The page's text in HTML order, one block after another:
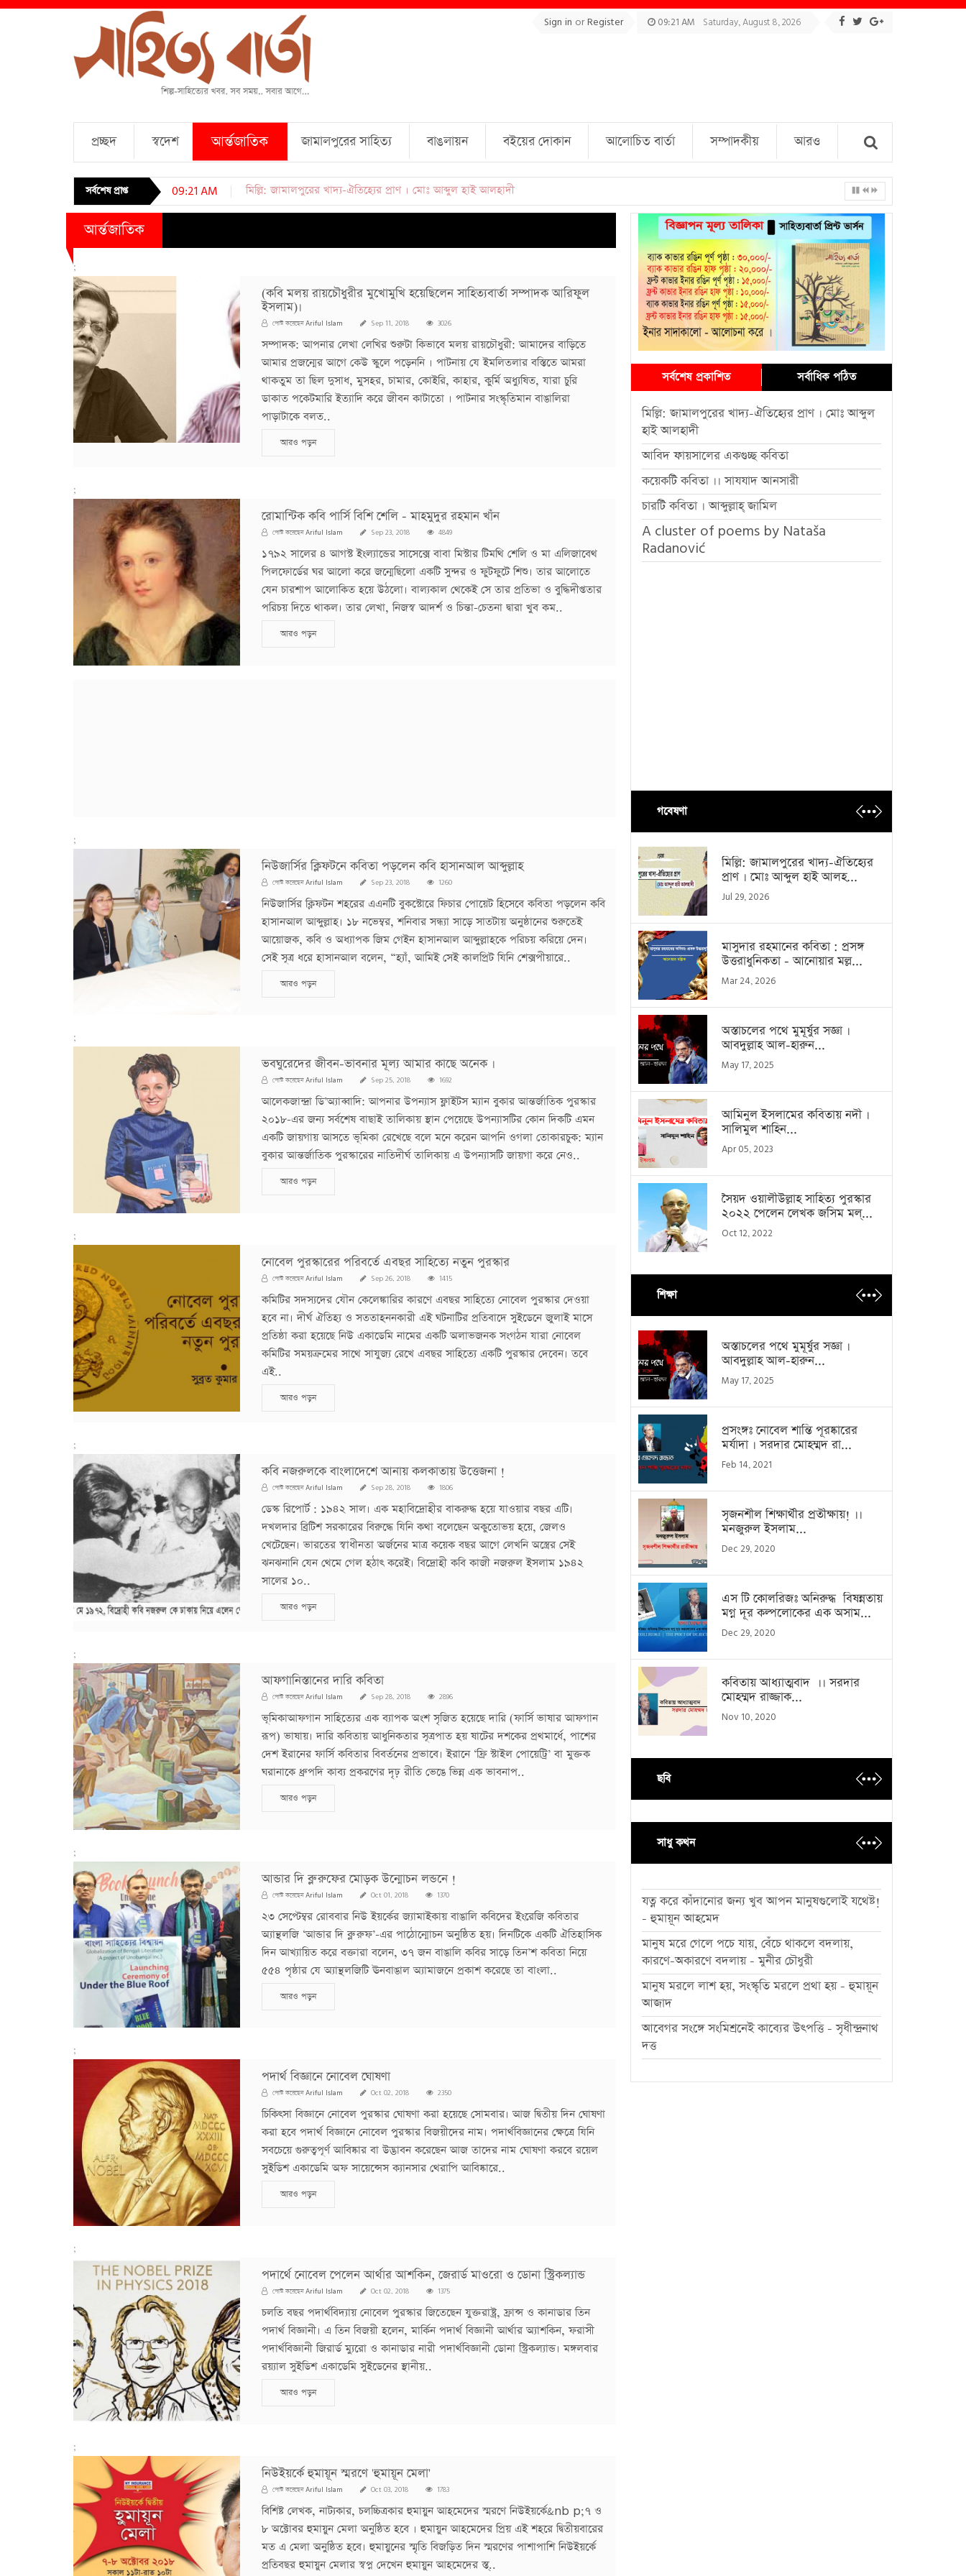
Sign in orRegister 09:21 AM Saturday, August 8, 2026
প্রচ্ছদ স্বদেশ আর্ন্তজাতিক জামালপুরের সাহিত্য বাঙলায়ন বইয়ের দোকান আলোচিত বার্তা সম্পাদকীয় আরও
সর্বশেষ প্রাপ্ত 09:21 AM চারটি কবিতা । আব্দুল্লাহ্ জামিল
আর্ন্তজাতিক
;
(কবি মলয় রায়চৌধুরীর মুখোমুখি হয়েছিলেন সাহিত্যবার্তা সম্পাদক আরিফুল
ইসলাম)।
পোস্ট করেছেনAriful Islam Sep 11, 2018 3026
সম্পাদক: আপনার লেখা লেখির শুরুটা কিভাবে মলয় রায়চৌধুরী: আমাদের বাড়িতে
আমার প্রজন্মের আগে কেউ স্কুলে পড়েননি । পাটনায় যে ইমলিতলার বস্তিতে আমরা
থাকতুম তা ছিল দুসাধ, মুসহর, চামার, কোইরি, কাহার, কুর্মি অধ্যুষিত, যারা চুরি
ডাকাত পকেটমারি ইত্যাদি করে জীবন কাটাতো । পাটনার সংস্কৃতিমান বাঙালিরা
পাড়াটাকে বলত..
আরও পড়ুন
;
রোমান্টিক কবি পার্সি বিশি শেলি - মাহমুদুর রহমান খাঁন
পোস্ট করেছেনAriful Islam Sep 23, 2018 4849
১৭৯২ সালের ৪ আগস্ট ইংল্যান্ডের সাসেক্সে বাবা মিস্টার টিমথি শেলি ও মা এলিজাবেথ
পিলফোর্ডের ঘর আলো করে জন্মেছিলো একটি সুন্দর ও ফুটফুটে শিশু। তার আলোতে
যেন চারশাপ আলোকিত হয়ে উঠলো। বাল্যকাল থেকেই সে তার প্রতিভা ও বুদ্ধিদীপ্ততার
পরিচয় দিতে থাকল। তার লেখা, নিজস্ব আদর্শ ও চিন্তা-চেতনা দ্বারা খুব কম..
আরও পড়ুন
;
নিউজার্সির ক্লিফটনে কবিতা পড়লেন কবি হাসানআল আব্দুল্লাহ
পোস্ট করেছেনAriful Islam Sep 23, 2018 1260
নিউজার্সির ক্লিফটন শহরের এএনটি বুকস্টোরে ফিচার পোয়েট হিসেবে কবিতা পড়লেন কবি
হাসানআল আব্দুল্লাহ। ১৮ নভেম্বর, শনিবার সন্ধ্যা সাড়ে সাতটায় অনুষ্ঠানের শুরুতেই
আয়োজক, কবি ও অধ্যাপক জিম গেইন হাসানআল আব্দুল্লাহকে পরিচয় করিয়ে দেন।
সেই সূত্র ধরে হাসানআল বলেন, “হ্যাঁ, আমিই সেই কালপ্রিট যিনি শেক্সপীয়ারে..
আরও পড়ুন
;
ভবঘুরেদের জীবন-ভাবনার মূল্য আমার কাছে অনেক ।
পোস্ট করেছেনAriful Islam Sep 25, 2018 1692
আলেকজান্দ্রা ডি’অ্যাব্বাদি: আপনার উপন্যাস ফ্লাইটস ম্যান বুকার আন্তর্জাতিক পুরস্কার
২০১৮-এর জন্য সর্বশেষ বাছাই তালিকায় স্থান পেয়েছে উপন্যাসটির কোন দিকটি এমন
একটি জায়গায় আসতে ভূমিকা রেখেছে বলে মনে করেন আপনি ওগলা তোকারচুক: ম্যান
বুকার আন্তর্জাতিক পুরস্কারের নাতিদীর্ঘ তালিকায় এ উপন্যাসটি জায়গা করে নেও..
আরও পড়ুন
;
নোবেল পুরস্কারের পরিবর্তে এবছর সাহিত্যে নতুন পুরস্কার
পোস্ট করেছেনAriful Islam Sep 26, 2018 1415
কমিটির সদস্যদের যৌন কেলেঙ্কারির কারণে এবছর সাহিত্যে নোবেল পুরস্কার দেওয়া
হবে না। দীর্ঘ ঐতিহ্য ও সততাহননকারী এই ঘটনাটির প্রতিবাদে সুইডেনে জুলাই মাসে
প্রতিষ্ঠা করা হয়েছে নিউ একাডেমি নামের একটি অলাভজনক সংগঠন যারা নোবেল
কমিটির সময়ক্রমের সাথে সাযুজ্য রেখে এবছর সাহিত্যে একটি পুরস্কার দেবেন। তবে
এই..
আরও পড়ুন
;
কবি নজরুলকে বাংলাদেশে আনায় কলকাতায় উত্তেজনা !
পোস্ট করেছেনAriful Islam Sep 28, 2018 1806
ডেস্ক রিপোর্ট : ১৯৪২ সাল। এক মহাবিদ্রোহীর বাকরুদ্ধ হয়ে যাওয়ার বছর এটি।
দখলদার ব্রিটিশ সরকারের বিরুদ্ধে যিনি কথা বলেছেন অকুতোভয় হয়ে, জেলও
খেটেছেন। ভারতের স্বাধীনতা অর্জনের মাত্র কয়েক বছর আগে লেখনি অস্ত্রের সেই
ঝনঝনানি যেন থেমে গেল হঠাৎ করেই। বিদ্রোহী কবি কাজী নজরুল ইসলাম ১৯৪২
সালের ১০..
আরও পড়ুন
;
আফগানিস্তানের দারি কবিতা
পোস্ট করেছেনAriful Islam Sep 28, 2018 2896
ভূমিকাআফগান সাহিত্যের এক ব্যাপক অংশ সৃজিত হয়েছে দারি (ফার্সি ভাষার আফগান
রূপ) ভাষায়। দারি কবিতায় আধুনিকতার সূত্রপাত হয় ষাটের দশকের প্রথমার্ধে, পাশের
দেশ ইরানের ফার্সি কবিতার বিবর্তনের প্রভাবে। ইরানে ‘ফ্রি স্টাইল পোয়েট্রি’ বা মুক্তক
ঘরানাকে ধ্রুপদি কাব্য প্রকরণের দৃঢ় রীতি ভেঙে ভিন্ন এক ভাবনাপ..
আরও পড়ুন
;
আন্ডার দি ব্লু রুফের মোড়ক উন্মোচন লন্ডনে !
পোস্ট করেছেনAriful Islam Oct 01, 2018 1370
২৩ সেপ্টেম্বর রোববার নিউ ইয়র্কের জ্যামাইকায় বাঙালি কবিদের ইংরেজি কবিতার
অ্যান্থলজি ‘আন্ডার দি ব্লু রুফ’-এর পাঠোন্মোচন অনুষ্ঠিত হয়। দিনটিকে একটি ঐতিহাসিক
দিন আখ্যায়িত করে বক্তারা বলেন, ৩৭ জন বাঙালি কবির সাড়ে তিন’শ কবিতা নিয়ে
৫৫৪ পৃষ্ঠার যে অ্যান্থলজিটি ঊনবাঙাল অ্যামাজনে প্রকাশ করেছে তা বাংলা..
আরও পড়ুন
;
পদার্থ বিজ্ঞানে নোবেল ঘোষণা
পোস্ট করেছেনAriful Islam Oct 02, 2018 2350
চিকিৎসা বিজ্ঞানে নোবেল পুরস্কার ঘোষণা করা হয়েছে সোমবার। আজ দ্বিতীয় দিন ঘোষণা
করা হবে পদার্থ বিজ্ঞানে নোবেল পুরস্কার বিজয়ীদের নাম। পদার্থবিজ্ঞানের ক্ষেত্রে যিনি
সবচেয়ে গুরুত্বপূর্ণ আবিষ্কার বা উদ্ভাবন করেছেন আজ তাদের নাম ঘোষণা করবে রয়েল
সুইডিশ একাডেমি অফ সায়েন্সেস ক্যানসার থেরাপি আবিষ্কারে..
আরও পড়ুন
;
পদার্থে নোবেল পেলেন আর্থার আশকিন, জেরার্ড মাওরো ও ডোনা স্ট্রিকল্যান্ড
পোস্ট করেছেনAriful Islam Oct 02, 2018 1375
চলতি বছর পদার্থবিদ্যায় নোবেল পুরস্কার জিতেছেন যুক্তরাষ্ট্র, ফ্রান্স ও কানাডার তিন
পদার্থ বিজ্ঞানী। এ তিন বিজয়ী হলেন, মার্কিন পদার্থ বিজ্ঞানী আর্থার অ্যাশকিন, ফরাসী
পদার্থবিজ্ঞানী জিরার্ড ম্যুরো ও কানাডার নারী পদার্থবিজ্ঞানী ডোনা স্ট্রিকল্যান্ড। মঙ্গলবার
রয়্যাল সুইডিশ একাডেমি সুইডেনের স্থানীয়..
আরও পড়ুন
;
নিউইয়র্কে হুমায়ূন স্মরণে 'হুমায়ূন মেলা'
পোস্ট করেছেনAriful Islam Oct 03, 2018 1783
বিশিষ্ট লেখক, নাট্যকার, চলচ্চিত্রকার হুমায়ুন আহমেদের স্মরণে নিউইয়র্কে&nb p;৭ ও
৮ অক্টোবর হুমায়ুন মেলা অনুষ্ঠিত হবে । হুমায়ুন আহমেদের প্রিয় এই শহরে দ্বিতীয়বারের
মত এ মেলা অনুষ্ঠিত হবে। হুমায়ুনের স্মৃতি বিজড়িত দিন স্মরণের পাশাপাশি নিউইয়র্কে
প্রতিবছর হুমায়ুন মেলার স্বপ্ন দেখেন হুমায়ুন আহমেদের স্ত্..
সর্বশেষ প্রকাশিত সর্বাধিক পঠিত
মিল্লি: জামালপুরের খাদ্য-ঐতিহ্যের প্রাণ । মোঃ আব্দুল
হাই আলহাদী
আবিদ ফায়সালের একগুচ্ছ কবিতা
কয়েকটি কবিতা ।। সাযযাদ আনসারী
চারটি কবিতা । আব্দুল্লাহ্ জামিল
A cluster of poems by Nataša
Radanović
গবেষণা
মিল্লি: জামালপুরের খাদ্য-ঐতিহ্যের
প্রাণ । মোঃ আব্দুল হাই আলহ...
Jul 29, 2026
মাসুদার রহমানের কবিতা : প্রসঙ্গ
উত্তরাধুনিকতা - আনোয়ার মল্ল...
Mar 24, 2026
অস্তাচলের পথে মুমূর্ষুর সজ্ঞা ।
আবদুল্লাহ আল-হারুন...
May 17, 2025
আমিনুল ইসলামের কবিতায় নদী ।
সালিমুল শাহিন...
Apr 05, 2023
সৈয়দ ওয়ালীউল্লাহ সাহিত্য পুরস্কার
২০২২ পেলেন লেখক জসিম মল্...
Oct 12, 2022
শিক্ষা
অস্তাচলের পথে মুমূর্ষুর সজ্ঞা ।
আবদুল্লাহ আল-হারুন...
May 17, 2025
প্রসংঙ্গঃ নোবেল শান্তি পূরষ্কারের
মর্যাদা । সরদার মোহম্মদ রা...
Feb 14, 2021
সৃজনশীল শিক্ষার্থীর প্রতীক্ষায়! ।।
মনজুরুল ইসলাম...
Dec 29, 2020
এস টি কোলরিজঃ অনিরুদ্ধ বিষন্নতায়
মগ্ন দূর কল্পলোকের এক অসাম...
Dec 29, 2020
কবিতায় আধ্যাত্মবাদ ।। সরদার
মোহম্মদ রাজ্জাক...
Nov 10, 2020
ছবি
সাধু কথন
যত্ন করে কাঁদানোর জন্য খুব আপন মানুষগুলোই যথেষ্ট!
- হুমায়ূন আহমেদ
মানুষ মরে গেলে পচে যায়, বেঁচে থাকলে বদলায়,
কারণে-অকারণে বদলায় - মুনীর চৌধুরী
মানুষ মরলে লাশ হয়, সংস্কৃতি মরলে প্রথা হয় - হুমায়ূন
আজাদ
আবেগর সংঙ্গে সংমিশ্রনেই কাব্যের উৎপত্তি - সৃধীন্দ্রনাথ
দত্ত